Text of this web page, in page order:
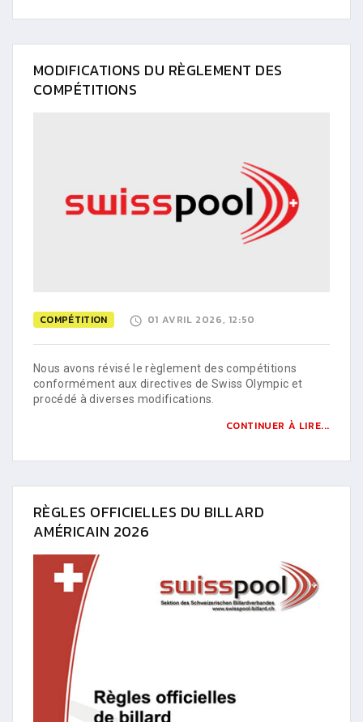
MODIFICATIONS DU RÈGLEMENT DES
COMPÉTITIONS
COMPÉTITION 01 AVRIL 2026, 12:50
Nous avons révisé le règlement des compétitions
conformément aux directives de Swiss Olympic et
procédé à diverses modifications.
CONTINUER À LIRE...
RÈGLES OFFICIELLES DU BILLARD
AMÉRICAIN 2026